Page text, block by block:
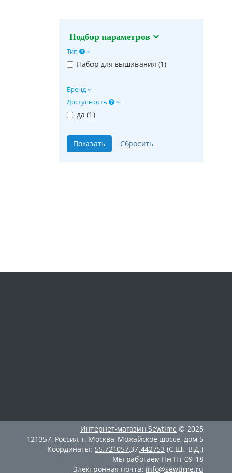
Подбор параметров
Тип
Набор для вышивания (1)
Бренд
Доступность
да (1)
Интернет-магазин Sewtime © 2025
121357, Россия, г. Москва, Можайское шоссе, дом 5
Координаты: 55.721057,37.442753 (С.Ш., В.Д.)
Мы работаем Пн-Пт 09-18
Электронная почта: info@sewtime.ru